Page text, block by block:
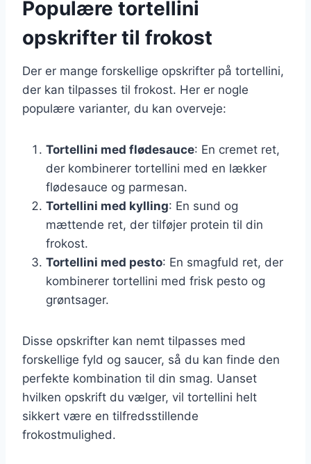
Populære tortellini
opskrifter til frokost
Der er mange forskellige opskrifter på tortellini,
der kan tilpasses til frokost. Her er nogle
populære varianter, du kan overveje:
Tortellini med flødesauce: En cremet ret,
der kombinerer tortellini med en lækker
flødesauce og parmesan.
Tortellini med kylling: En sund og
mættende ret, der tilføjer protein til din
frokost.
Tortellini med pesto: En smagfuld ret, der
kombinerer tortellini med frisk pesto og
grøntsager.
Disse opskrifter kan nemt tilpasses med
forskellige fyld og saucer, så du kan finde den
perfekte kombination til din smag. Uanset
hvilken opskrift du vælger, vil tortellini helt
sikkert være en tilfredsstillende
frokostmulighed.